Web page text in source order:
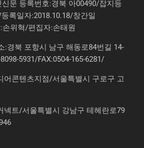
문 등록번호:경북 아00490/잡지등
록일자:2018.10.18/창간일
위혁/편집자:손태원
:경북 포항시 남구 해동로84번길 14-
5931/FAX:0504-165-6281/
어콘텐츠지점/서울특별시 구로구 고
넥트/서울특별시 강남구 테헤란로79